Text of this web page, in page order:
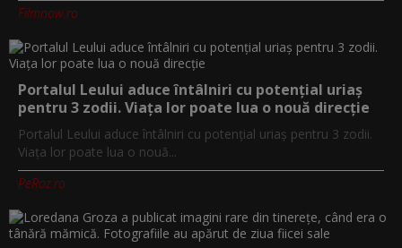
Filmnow.ro
Portalul Leului aduce întâlniri cu potențial uriaș
pentru 3 zodii. Viața lor poate lua o nouă direcție
Portalul Leului aduce întâlniri cu potențial uriaș pentru 3 zodii.
Viața lor poate lua o nouă...
PeRoz.ro